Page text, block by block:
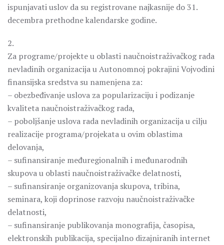
ispunjavati uslov da su registrovane najkasnije do 31.
decembra prethodne kalendarske godine.
2.
Za programe/projekte u oblasti naučnoistraživačkog rada
nevladinih organizacija u Autonomnoj pokrajini Vojvodini
finansijska sredstva su namenjena za:
– obezbeđivanje uslova za popularizaciju i podizanje
kvaliteta naučnoistraživačkog rada,
– poboljšanje uslova rada nevladinih organizacija u cilju
realizacije programa/projekata u ovim oblastima
delovanja,
– sufinansiranje međuregionalnih i međunarodnih
skupova u oblasti naučnoistraživačke delatnosti,
– sufinansiranje organizovanja skupova, tribina,
seminara, koji doprinose razvoju naučnoistraživačke
delatnosti,
– sufinansiranje publikovanja monografija, časopisa,
elektronskih publikacija, specijalno dizajniranih internet